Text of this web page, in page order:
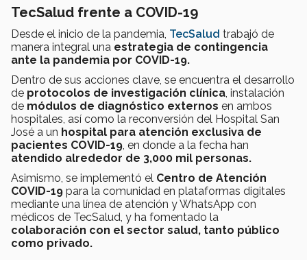
TecSalud frente a COVID-19
Desde el inicio de la pandemia, TecSalud trabajó de
manera integral una estrategia de contingencia
ante la pandemia por COVID-19.
Dentro de sus acciones clave, se encuentra el desarrollo
de protocolos de investigación clínica , instalación
de módulos de diagnóstico externos en ambos
hospitales, así como la reconversión del Hospital San
José a un hospital para atención exclusiva de
pacientes COVID-19 , en donde a la fecha han
atendido alrededor de 3,000 mil personas.
Asimismo, se implementó el Centro de Atención
COVID-19 para la comunidad en plataformas digitales
mediante una línea de atención y WhatsApp con
médicos de TecSalud, y ha fomentado la
colaboración con el sector salud, tanto público
como privado.